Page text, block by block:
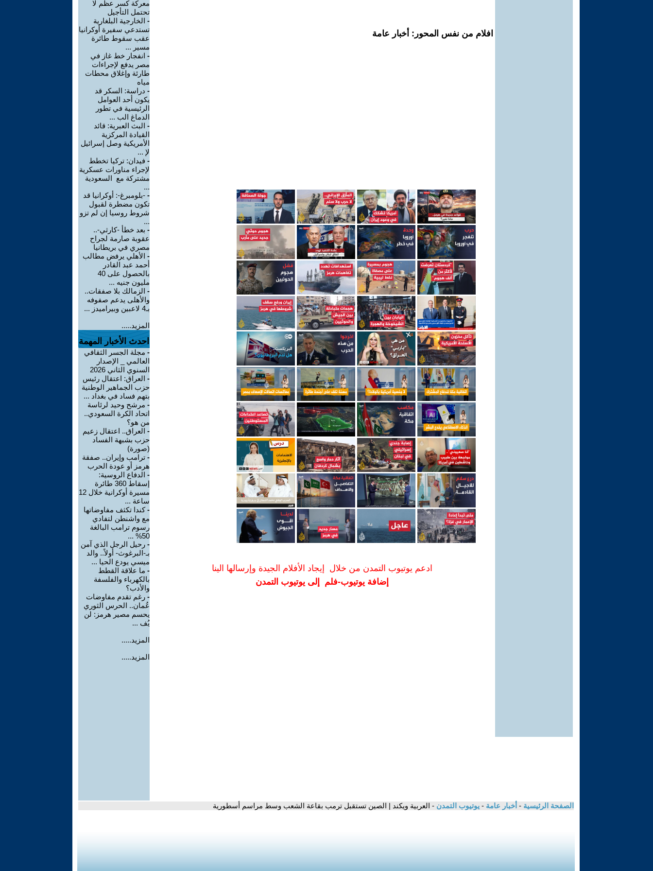
افلام من نفس المحور: أخبار عامة
ادعم يوتيوب التمدن من خلال إيجاد الأفلام الجيدة وإرسالها الينا
إضافة يوتيوب-فلم إلى يوتيوب التمدن
معركة كسر عظم لا
تحتمل التأجيل
- الخارجية البلغارية
تستدعي سفيرة أوكرانيا
عقب سقوط طائرة
مسير ...
- انفجار خط غاز في
مصر يدفع لإجراءات
طارئة وإغلاق محطات
مياه
- دراسة: السكر قد
يكون أحد العوامل
الرئيسية في تطور
الدماغ الب ...
- البث العبرية: قائد
القيادة المركزية
الأمريكية وصل إسرائيل
لإ ...
- فيدان: تركيا تخطط
لإجراء مناورات عسكرية
مشتركة مع السعودية
...
- -بلومبرغ-: أوكرانيا قد
تكون مضطرة لقبول
شروط روسيا إن لم تزو
...
- بعد خطأ -كارثي-..
عقوبة صارمة لجراح
مصري في بريطانيا
- الأهلي يرفض مطالب
أحمد عبد القادر
بالحصول على 40
مليون جنيه ...
- الزمالك بلا صفقات..
والأهلى يدعم صفوفه
بـ4 لاعبين وبيراميدز ...
المزيد.....
احدث الأخبار المهمة
- مجلة الجسر الثقافي
العالمي _ الإصدار
السنوي الثاني 2026
- العراق: اعتقال رئيس
حزب الجماهير الوطنية
بتهم فساد في بغداد ...
- مرشح وحيد لرئاسة
اتحاد الكرة السعودي..
من هو؟
- العراق.. اعتقال زعيم
حزب بشبهة الفساد
(صورة)
- ترامب وإيران.. صفقة
هرمز أو عودة الحرب
- الدفاع الروسية:
إسقاط 360 طائرة
مسيرة أوكرانية خلال 12
ساعة ...
-كندا تكثف مفاوضاتها
مع واشنطن لتفادي
رسوم ترامب البالغة
50% ...
- رحيل الرجل الذي آمن
بـ-البرغوث- أولاً.. والد
ميسي يودع الحيا ...
- ما علاقة القطط
بالكهرباء والفلسفة
والأدب؟
- رغم تقدم مفاوضات
عُمان.. الحرس الثوري
يحسم مصير هرمز: لن
يُف ...
المزيد.....
المزيد.....
الصفحة الرئيسية - أخبار عامة - يوتيوب التمدن - العربية ويكند | الصين تستقبل ترمب بقاعة الشعب وسط مراسم أسطورية